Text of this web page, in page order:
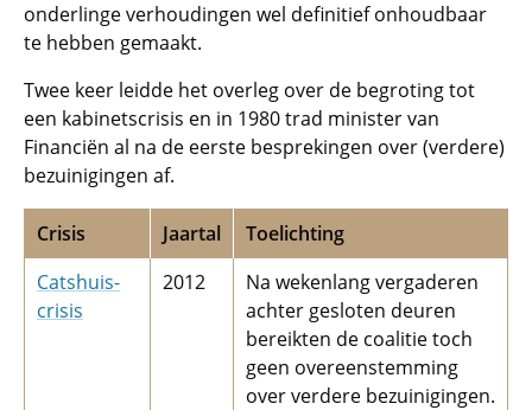
onderlinge verhoudingen wel definitief onhoudbaar
te hebben gemaakt.
Twee keer leidde het overleg over de begroting tot
een kabinetscrisis en in 1980 trad minister van
Financiën al na de eerste besprekingen over (verdere)
bezuinigingen af.
Crisis Jaartal
Toelichting
Catshuis­
crisis
2012
Na wekenlang vergaderen
achter gesloten deuren
bereikten de coalitie toch
geen overeenstemming
over verdere bezuinigingen.